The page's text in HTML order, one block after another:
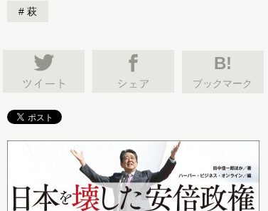
萩
B!
ブックマーク